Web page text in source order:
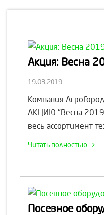
Акция: Весна
19.03.2019
Компания
АКЦИЮ "Весна
весь ассортимент
Читать полностью
Посевное